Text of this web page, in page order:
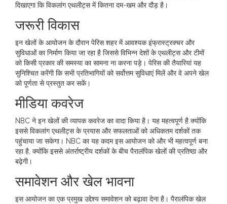
दिखाएगा कि विकलांग एथलीट्स में कितना दम-खम और दौड़ है।
जरूरी विकास
इन खेलों के आयोजन के दौरान पेरिस शहर में आवश्यक इंफ्रास्ट्रक्चर और
सुविधाओं का निर्माण किया जा रहा है जिससे विभिन्न देशों के एथलीट्स और टीमों
को किसी प्रकार की समस्या का सामना ना करना पड़े। पेरिस की तैयारियां यह
सुनिश्चित करेंगी कि सभी प्रतिभागियों को सर्वोत्तम सुविधाएं मिलें और वे अपने खेल
को पूर्णता से प्रस्तुत कर सकें।
मीडिया कवरेज
NBC ने इन खेलों की व्यापक कवरेज का वादा किया है। यह महत्वपूर्ण है क्योंकि
इससे विकलांग एथलीट्स के प्रयास और सफलताओं को अधिकतम दर्शकों तक
पहुंचाया जा सकेगा। NBC का यह कदम इस आयोजन को और भी महत्वपूर्ण बना
रहा है, क्योंकि इससे अंतर्राष्ट्रीय दर्शकों के बीच पैरालंपिक खेलों की प्रतिष्ठा और
बढ़ेगी।
समावेशन और खेल भावना
इस आयोजन का एक प्रमुख उद्देश्य समावेशन को बढ़ावा देना है। पैरालंपिक खेल